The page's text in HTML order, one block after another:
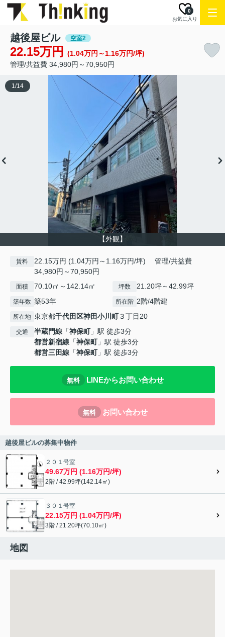
お気に入り
0
越後屋ビル 空室2
22.15万円
(1.04万円～1.16万円/坪)
管理/共益費 34,980円～70,950円
【外観】
1/14
賃料
22.15万円 (1.04万円～1.16万円/坪) 管理/共益費
34,980円～70,950円
面積 70.10㎡～142.14㎡ 坪数 21.20坪～42.99坪
築年数 築53年 所在階 2階/4階建
所在地 東京都千代田区神田小川町３丁目20
交通 半蔵門線 「神保町」駅 徒歩3分
都営新宿線 「神保町」駅 徒歩3分
都営三田線 「神保町」駅 徒歩3分
無料 LINEからお問い合わせ
無料 お問い合わせ
越後屋ビルの募集中物件
２０１号室
49.67万円 (1.16万円/坪)
2階 / 42.99坪(142.14㎡)
３０１号室
22.15万円 (1.04万円/坪)
3階 / 21.20坪(70.10㎡)
地図